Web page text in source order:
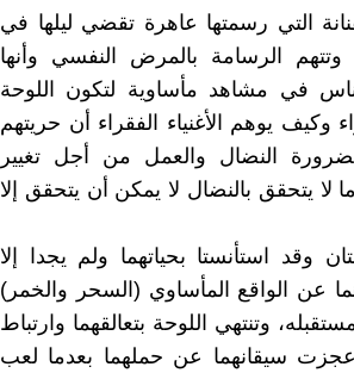
التي رسمتها عاهرة تقضي ليلها في
وتتهم الرسامة بالمرض النفسي وأنها
في مشاهد مأساوية لتكون اللوحة
وكيف يوهم الأغنياء الفقراء أن حريتهم
النضال والعمل من أجل تغيير
لا يتحقق بالنضال لا يمكن أن يتحقق إلا
وقد استأنستا بحياتهما ولم يجدا إلا
عن الواقع المأساوي (السحر والخمر)
وتنتهي اللوحة بتعالقهما وارتباط
سيقانهما عن حملهما بعدما لعب